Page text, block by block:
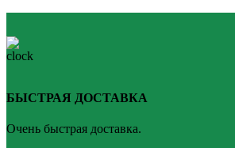
БЫСТРАЯ ДОСТАВКА
Очень быстрая доставка.